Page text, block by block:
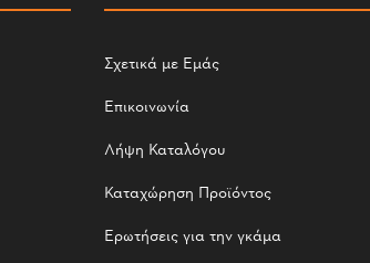
Σχετικά με Εμάς
Επικοινωνία
Λήψη Καταλόγου
Καταχώρηση Προϊόντος
Ερωτήσεις για την γκάμα